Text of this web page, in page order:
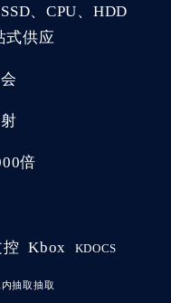
、CPU、HDD
式供应
倍
控 Kbox KDOCS
抽取抽取